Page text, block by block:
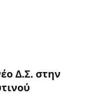
Δ.Σ. στην